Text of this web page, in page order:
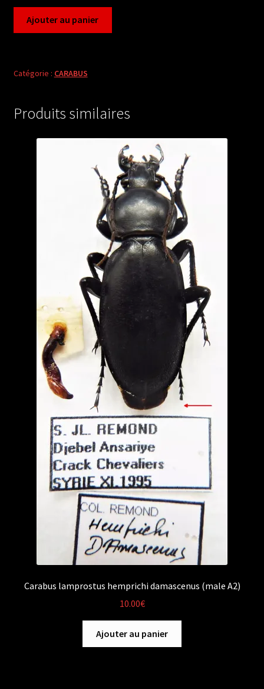
roseri
A2)
Ajouter au panier
Catégorie : CARABUS
Produits similaires
Carabus lamprostus hemprichi damascenus (male A2)
10.00€
Ajouter au panier